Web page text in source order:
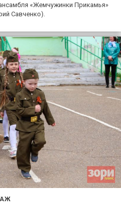
«Жемчужинки Прикамья»
Савченко).